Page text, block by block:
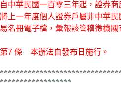
自中華民國一百零三年起，證券商
將上一年度個人證券戶屬非中華
易名冊電子檔，彙報該管稽徵機關
第7 條 本辦法自發布日施行。
******************